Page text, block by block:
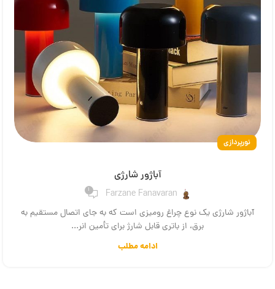
نورپردازی
آباژور شارژی
Farzane Fanavaran
1
آباژور شارژی یک نوع چراغ رومیزی است که به جای اتصال مستقیم به
برق، از باتری قابل شارژ برای تأمین انر...
ادامه مطلب